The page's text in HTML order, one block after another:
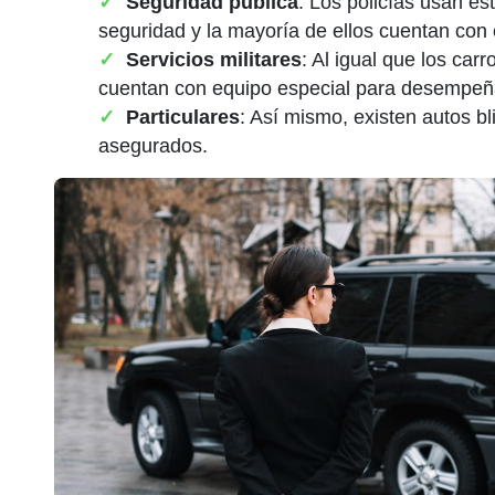
seguridad y la mayoría de ellos cuentan
Servicios militares: Al igual que los
cuentan con equipo especial para
Particulares: Así mismo, existen autos
asegurados.